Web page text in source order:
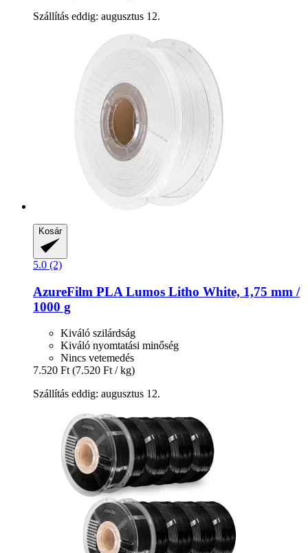
Szállítás eddig: augusztus 12.
Kosár
5.0 (2)
AzureFilm PLA Lumos Litho White, 1,75 mm /
1000 g
Kiváló szilárdság
Kiváló nyomtatási minőség
Nincs vetemedés
7.520 Ft (7.520 Ft / kg)
Szállítás eddig: augusztus 12.